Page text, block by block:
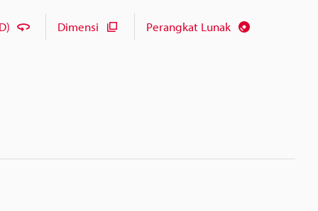
Dimensi Perangkat Lunak